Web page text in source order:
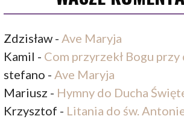
Zdzisław -Ave Maryja
Kamil - Com przyrzekł Bogu
stefano -Ave Maryja
Mariusz - Hymny do Ducha
Krzysztof - Litania do św.